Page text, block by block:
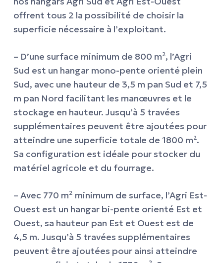
offrent tous 2 la possibilité de choisir la
superficie nécessaire à l’exploitant.
– D’une surface minimum de 800 m², l’Agri
Sud est un hangar mono-pente orienté plein
Sud, avec une hauteur de 3,5 m pan Sud et 7,5
m pan Nord facilitant les manœuvres et le
stockage en hauteur. Jusqu’à 5 travées
supplémentaires peuvent être ajoutées pour
atteindre une superficie totale de 1800 m².
Sa configuration est idéale pour stocker du
matériel agricole et du fourrage.
– Avec 770 m² minimum de surface, l’Agri Est-
Ouest est un hangar bi-pente orienté Est et
Ouest, sa hauteur pan Est et Ouest est de
4,5 m. Jusqu’à 5 travées supplémentaires
peuvent être ajoutées pour ainsi atteindre